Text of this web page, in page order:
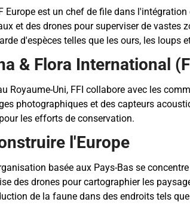
Europe est un chef de file dans
et des drones pour superviser de vastes
d'espèces telles que les ours, les loups
& Flora International
Royaume-Uni, FFI collabore avec les
photographiques et des capteurs
les efforts de conservation.
l'Europe
basée aux Pays-Bas se
des drones pour cartographier les
de la faune dans des endroits tels